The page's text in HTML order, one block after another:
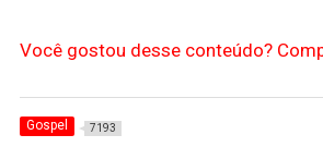
Você gostou desse conteúdo?
Gospel 7193